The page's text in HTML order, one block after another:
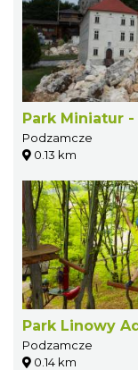
Park Miniatur
Podzamcze
0.13 km
Park Linowy
Podzamcze
0.14 km